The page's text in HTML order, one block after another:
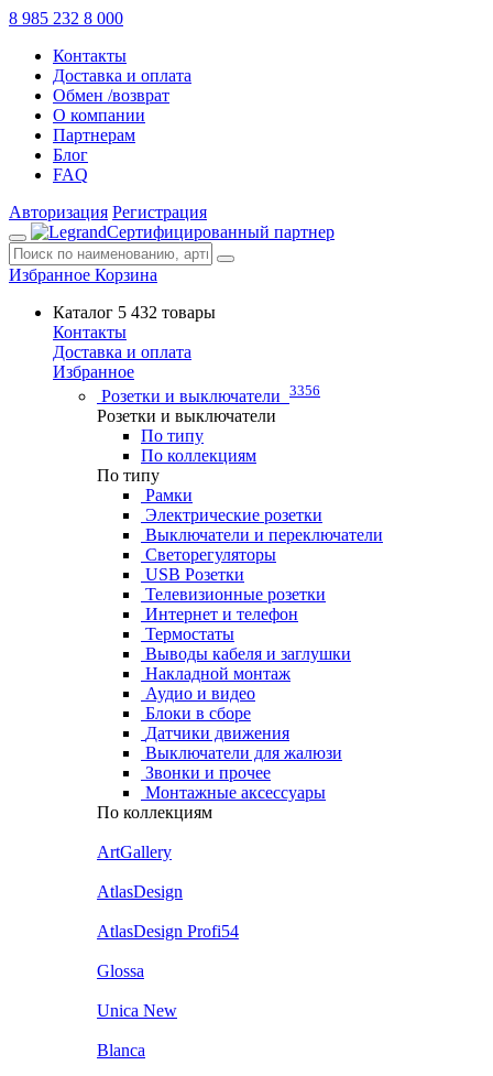
8 985 232 8 000
Контакты
Доставка и оплата
Обмен /возврат
О компании
Партнерам
Блог
FAQ
Авторизация Регистрация
Сертифицированный партнер
Избранное Корзина
Каталог 5 432 товары
Контакты
Доставка и оплата
Избранное
Розетки и выключатели 3356
Розетки и выключатели
По типу
По коллекциям
По типу
Рамки
Электрические розетки
Выключатели и переключатели
Светорегуляторы
USB Розетки
Телевизионные розетки
Интернет и телефон
Термостаты
Выводы кабеля и заглушки
Накладной монтаж
Аудио и видео
Блоки в сборе
Датчики движения
Выключатели для жалюзи
Звонки и прочее
Монтажные аксессуары
По коллекциям
ArtGallery
AtlasDesign
AtlasDesign Profi54
Glossa
Unica New
Blanca